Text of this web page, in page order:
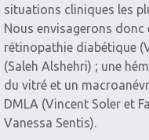
situations ­cliniques les
Nous envisagerons
rétinopathie diabétique
(Saleh Alshehri) ; une
du vitré et un
DMLA (Vincent Soler et
Vanessa Sentis).